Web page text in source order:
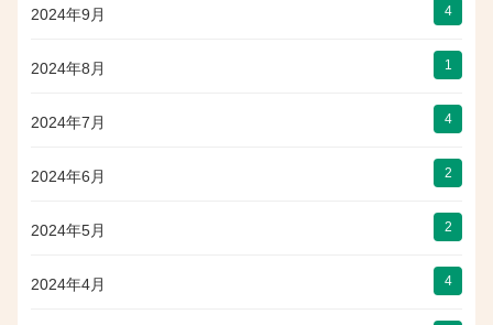
2024年9月 4
2024年8月 1
2024年7月 4
2024年6月 2
2024年5月 2
2024年4月 4